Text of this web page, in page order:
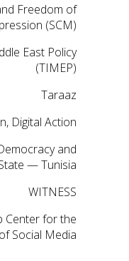
Freedom of
(SCM)
East Policy
(TIMEP)
Taraaz
Digital Action
and
— Tunisia
WITNESS
Center for the
Social Media